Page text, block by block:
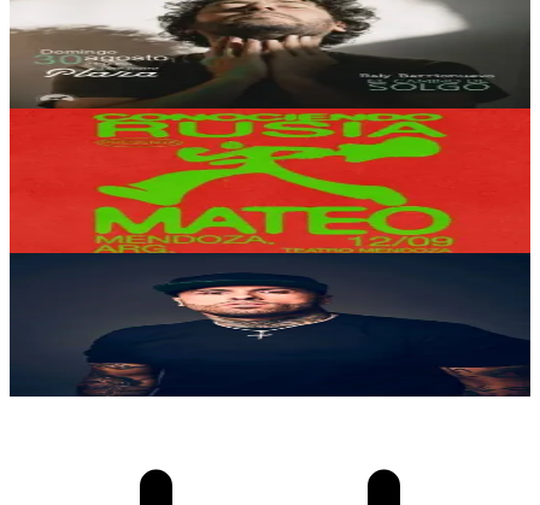
Raly Barrionuevo
30/08/2026, 21:00 hs Dom., 30 ago.
21:00 hs
180
3
Teatro Mendoza
Conociendo Rusia
12/09/2026, 21:30 hsSáb., 12 sep.,21:30 hs
25
Nicky Jam En Vivo
11/12/2026, 23:30 hs
4